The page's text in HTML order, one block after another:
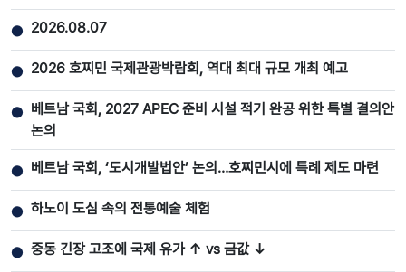
● 2026.08.07
● 2026 호찌민 국제관광박람회, 역대 최대 규모 개최 예고
● 베트남 국회, 2027 APEC 준비 시설 적기 완공 위한 특별 결의안
논의
● 베트남 국회, ‘도시개발법안’ 논의…호찌민시에 특례 제도 마련
● 하노이 도심 속의 전통예술 체험
● 중동 긴장 고조에 국제 유가 ↑ vs 금값 ↓